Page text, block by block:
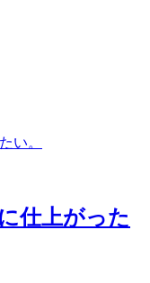
い。
仕上がった